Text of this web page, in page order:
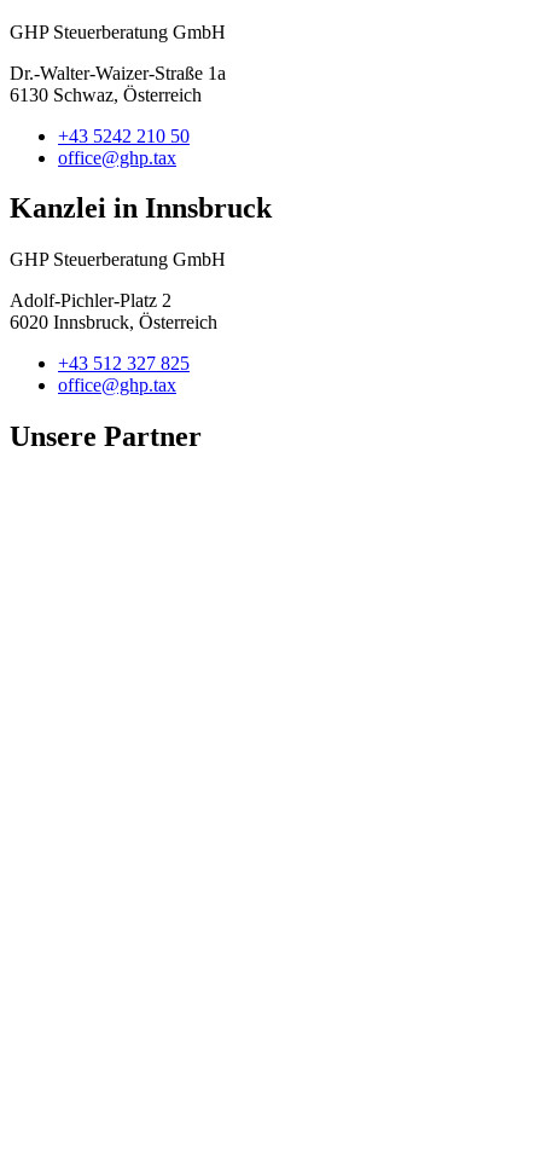
GHP Steuerberatung GmbH
Dr.-Walter-Waizer-Straße 1a
6130 Schwaz, Österreich
+43 5242 210 50
office@ghp.tax
Kanzlei in Innsbruck
GHP Steuerberatung GmbH
Adolf-Pichler-Platz 2
6020 Innsbruck, Österreich
+43 512 327 825
office@ghp.tax
Unsere Partner